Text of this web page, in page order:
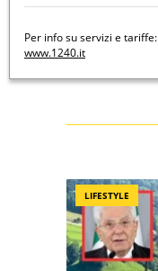
Per info su servizi e tariffe:
www.1240.it
LIFESTYLE